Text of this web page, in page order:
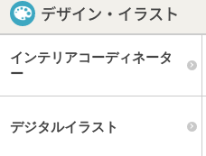
デザイン・イラスト
インテリアコーディネータ
ー
デジタルイラスト